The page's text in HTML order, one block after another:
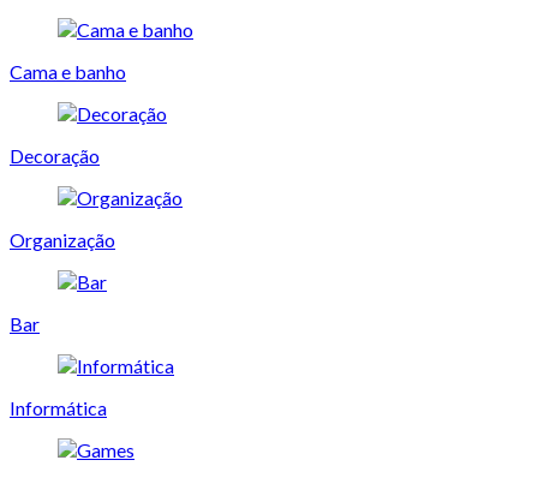
Cama e banho
Decoração
Organização
Bar
Informática